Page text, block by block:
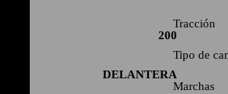
Tracción
Tipo de
Marchas
200
DELANTERA